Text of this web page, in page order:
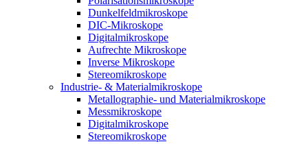
Dunkelfeldmikroskope
DIC-Mikroskope
Digitalmikroskope
Aufrechte Mikroskope
Inverse Mikroskope
Stereomikroskope
Industrie- & Materialmikroskope
Metallographie- und Materialmikroskope
Messmikroskope
Digitalmikroskope
Stereomikroskope